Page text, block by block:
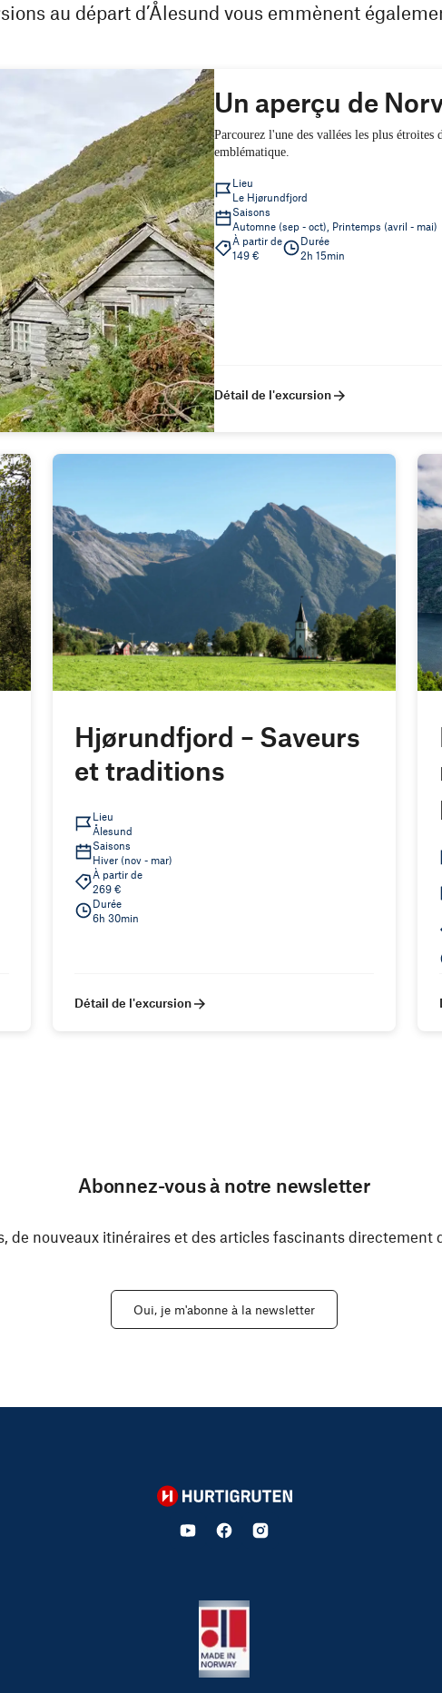
au départ d’Ålesund vous emmènent
Un aperçu de
Parcourez l'une des vallées les plus
emblématique.
Lieu
Le Hjørundfjord
Saisons
Automne (sep - oct), Printemps (avril - mai)
À partir de
149 €
Durée
2h 15min
Détail de l'excursion
Hjørundfjord – Saveurs
et traditions
Lieu
Ålesund
Saisons
Hiver (nov - mar)
À partir de
269 €
Durée
6h 30min
Détail de l'excursion
Abonnez-vous à notre newsletter
de nouveaux itinéraires et des articles fascinants directement
Oui, je m'abonne à la newsletter
Hurtigruten